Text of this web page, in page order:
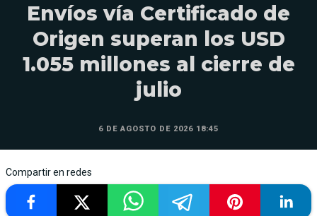
Envíos vía Certificado de
Origen superan los USD
1.055 millones al cierre de
julio
6 DE AGOSTO DE 2026 18:45
Compartir en redes